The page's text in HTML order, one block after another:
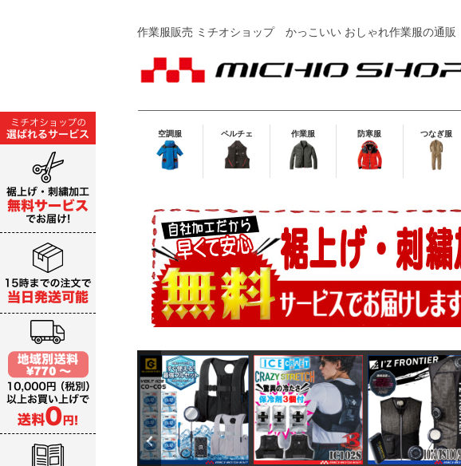
作業服販売 ミチオショップかっこいい おしゃれ作業服の通販
空調服 ペルチェ 作業服 防寒服 つなぎ服
Previ
ous